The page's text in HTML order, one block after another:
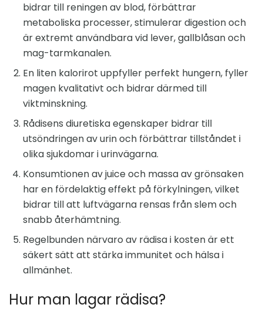
bidrar till reningen av blod, förbättrar
metaboliska processer, stimulerar digestion och
är extremt användbara vid lever, gallblåsan och
mag-tarmkanalen.
En liten kalorirot uppfyller perfekt hungern, fyller
magen kvalitativt och bidrar därmed till
viktminskning.
Rådisens diuretiska egenskaper bidrar till
utsöndringen av urin och förbättrar tillståndet i
olika sjukdomar i urinvägarna.
Konsumtionen av juice och massa av grönsaken
har en fördelaktig effekt på förkylningen, vilket
bidrar till att luftvägarna rensas från slem och
snabb återhämtning.
Regelbunden närvaro av rädisa i kosten är ett
säkert sätt att stärka immunitet och hälsa i
allmänhet.
Hur man lagar rädisa?